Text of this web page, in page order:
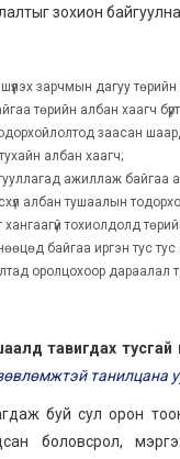
зохион
зарчмын дагуу
төрийн албан хаагч
заасан
албан хаагч;
ажиллаж байгаа
эсхүл албан тушаалын
тохиолдолд
байгаа иргэн тус тус
оролцохоор дараалал
тавигдах
танилцана
буй сул орон
боловсрол,